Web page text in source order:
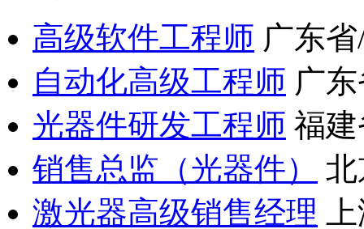
高级软件工程师 广东
自动化高级工程师 广
光器件研发工程师 福
销售总监（光器件）
激光器高级销售经理